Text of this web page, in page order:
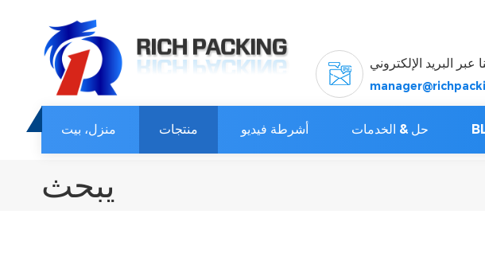
عبر البريد الإلكتروني
منزل، بيت منتجات أشرطة فيديو حل & الخدمات
يبحث